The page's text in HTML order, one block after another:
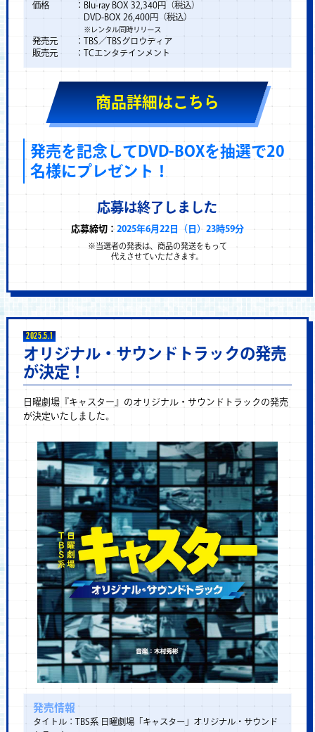
価格
： Blu-ray BOX 32,340円（税込）
DVD-BOX 26,400円（税込）
※レンタル同時リリース
発売元 ： TBS／TBSグロウディア
販売元
： TCエンタテインメント
商品詳細はこちら
発売を記念してDVD-BOXを抽選で20
名様にプレゼント！
応募は終了しました
応募締切： 2025年6月22日（日）23時59分
※当選者の発表は、商品の発送をもって
代えさせていただきます。
2025.5.1
オリジナル・サウンドトラックの発売
が決定！
日曜劇場『キャスター』のオリジナル・サウンドトラックの発売
が決定いたしました。
発売情報
タイトル：TBS系 日曜劇場「キャスター」オリジナル・サウンド